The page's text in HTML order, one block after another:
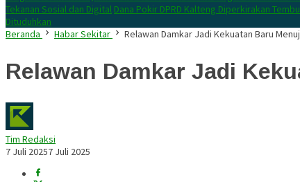
Tekanan Sosial dan Digital Dana Pokir DPRD Kalteng Diperkirakan
Dituduhkan
Beranda
Habar Sekitar Relawan Damkar Jadi Kekuatan Baru
Relawan Damkar Jadi
Tim Redaksi
7 Juli 20257 Juli 2025